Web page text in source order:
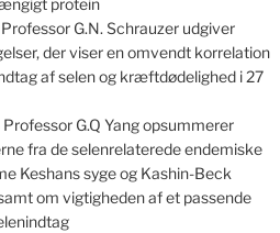
protein
G.N. Schrauzer udgiver
der viser en omvendt korrelation
af selen og kræftdødelighed i 27
Professor G.Q Yang opsummerer
fra de selenrelaterede endemiske
Keshans syge og Kashin-Beck
om vigtigheden af et passende